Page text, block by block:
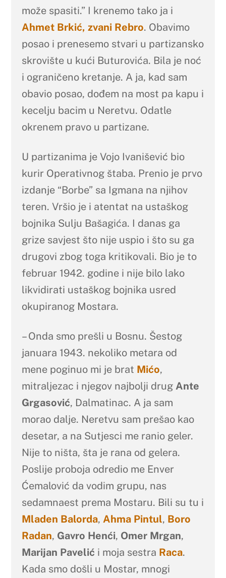
može spasiti.” I krenemo tako ja i
Ahmet Brkić, zvani Rebro. Obavimo
posao i prenesemo stvari u partizansko
skrovište u kući Buturovića. Bila je noć
i ograničeno kretanje. A ja, kad sam
obavio posao, dođem na most pa kapu i
kecelju bacim u Neretvu. Odatle
okrenem pravo u partizane.
U partizanima je Vojo Ivanišević bio
kurir Operativnog štaba. Prenio je prvo
izdanje “Borbe” sa Igmana na njihov
teren. Vršio je i atentat na ustaškog
bojnika Sulju Bašagića. I danas ga
grize savjest što nije uspio i što su ga
drugovi zbog toga kritikovali. Bio je to
februar 1942. godine i nije bilo lako
likvidirati ustaškog bojnika usred
okupiranog Mostara.
– Onda smo prešli u Bosnu. Šestog
januara 1943. nekoliko metara od
mene poginuo mi je brat Mićo,
mitraljezac i njegov najbolji drug Ante
Grgasović, Dalmatinac. A ja sam
morao dalje. Neretvu sam prešao kao
desetar, a na Sutjesci me ranio geler.
Nije to ništa, šta je rana od gelera.
Poslije proboja odredio me Enver
Ćemalović da vodim grupu, nas
sedamnaest prema Mostaru. Bili su tu i
Mladen Balorda, Ahma Pintul, Boro
Radan, Gavro Henći, Omer Mrgan,
Marijan Pavelić i moja sestra Raca.
Kada smo došli u Mostar, mnogi